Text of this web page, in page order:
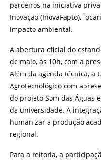
parceiros na iniciativa
Inovação (InovaFapto),
impacto ambiental.
A abertura oficial do
de maio, às 10h, com a
Além da agenda técnica, a
Agrotecnológico com
do projeto Som das Águas
da universidade. A
humanizar a produção
regional.
Para a reitoria, a